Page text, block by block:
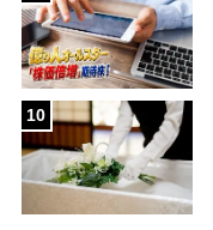
10